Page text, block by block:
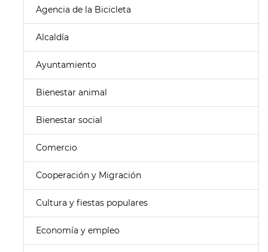
Agencia de la Bicicleta
Alcaldía
Ayuntamiento
Bienestar animal
Bienestar social
Comercio
Cooperación y Migración
Cultura y fiestas populares
Economía y empleo